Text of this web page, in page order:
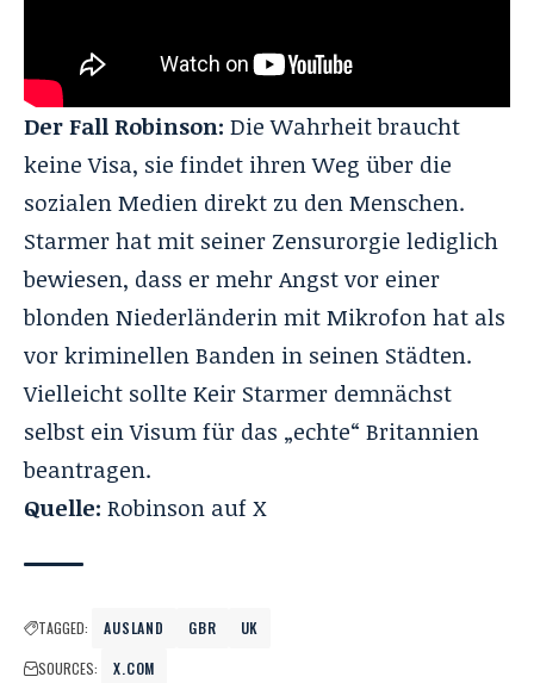
Der Fall Robinson: Die Wahrheit braucht
keine Visa, sie findet ihren Weg über die
sozialen Medien direkt zu den Menschen.
Starmer hat mit seiner Zensurorgie lediglich
bewiesen, dass er mehr Angst vor einer
blonden Niederländerin mit Mikrofon hat als
vor kriminellen Banden in seinen Städten.
Vielleicht sollte Keir Starmer demnächst
selbst ein Visum für das „echte“ Britannien
beantragen.
Quelle: Robinson auf X
TAGGED: AUSLAND GBR
UK
SOURCES:
X.COM